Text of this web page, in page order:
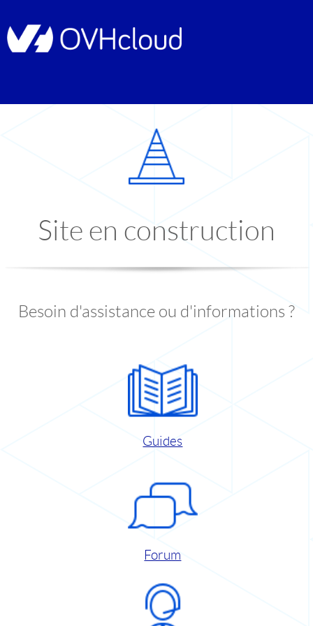
Site en construction
Besoin d'assistance ou d'informations ?
Guides
Forum